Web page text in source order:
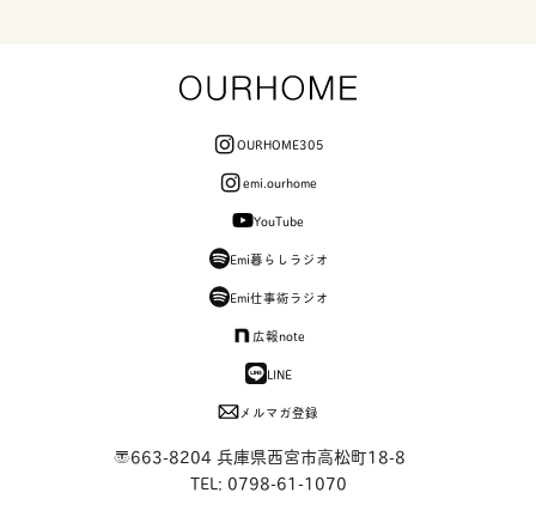
OURHOME305
emi.ourhome
YouTube
Emi暮らしラジオ
Emi仕事術ラジオ
広報note
LINE
メルマガ登録
〒663-8204 兵庫県西宮市高松町18-8
TEL: 0798-61-1070